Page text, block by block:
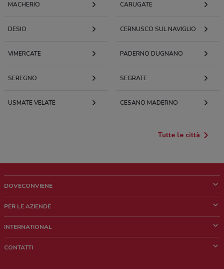
MACHERIO CARUGATE
DESIO CERNUSCO SUL NAVIGLIO
VIMERCATE PADERNO DUGNANO
SEREGNO SEGRATE
USMATE VELATE CESANO MADERNO
Tutte le città
DOVECONVIENE
Chi siamo
Lavora con noi
PER LE AZIENDE
Richieste commerciali e marketing
INTERNATIONAL
CONTATTI